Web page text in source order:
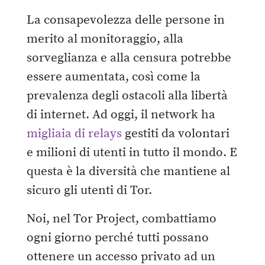
La consapevolezza delle persone in
merito al monitoraggio, alla
sorveglianza e alla censura potrebbe
essere aumentata, così come la
prevalenza degli ostacoli alla libertà
di internet. Ad oggi, il network ha
migliaia di relays gestiti da volontari
e milioni di utenti in tutto il mondo. E
questa è la diversità che mantiene al
sicuro gli utenti di Tor.
Noi, nel Tor Project, combattiamo
ogni giorno perché tutti possano
ottenere un accesso privato ad un